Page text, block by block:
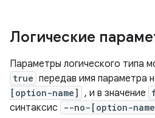
Логические
Параметры логического типа
true передав имя параметра
[option-name] , и в значение
синтаксис
--no-[option-